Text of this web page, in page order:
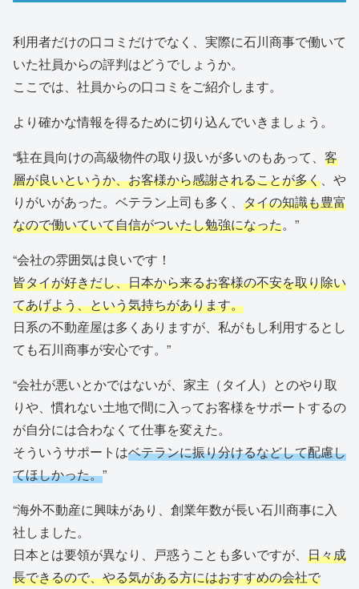
利用者だけの口コミだけでなく、実際に石川商事で働いて
いた社員からの評判はどうでしょうか。
ここでは、社員からの口コミをご紹介します。
より確かな情報を得るために切り込んでいきましょう。
“駐在員向けの高級物件の取り扱いが多いのもあって、 客
層が良いというか、お客様から感謝されることが多く、や
りがいがあった。ベテラン上司も多く、 タイの知識も豊富
なので働いていて自信がついたし勉強になった。”
“会社の雰囲気は良いです！
皆タイが好きだし、日本から来るお客様の不安を取り除い
てあげよう、という気持ちがあります。
日系の不動産屋は多くありますが、私がもし利用するとし
ても石川商事が安心です。”
“会社が悪いとかではないが、家主（タイ人）とのやり取
りや、慣れない土地で間に入ってお客様をサポートするの
が自分には合わなくて仕事を変えた。
そういうサポートはベテランに振り分けるなどして配慮し
てほしかった。”
“海外不動産に興味があり、創業年数が長い石川商事に入
社しました。
日本とは要領が異なり、戸惑うことも多いですが、 日々成
長できるので、やる気がある方にはおすすめの会社で